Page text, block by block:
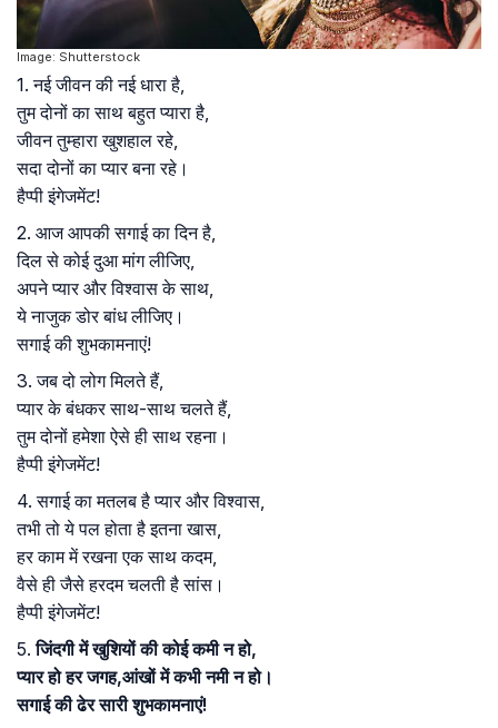
Image: Shutterstock
1. नई जीवन की नई धारा है,
तुम दोनों का साथ बहुत प्यारा है,
जीवन तुम्हारा खुशहाल रहे,
सदा दोनों का प्यार बना रहे।
हैप्पी इंगेजमेंट!
2. आज आपकी सगाई का दिन है,
दिल से कोई दुआ मांग लीजिए,
अपने प्यार और विश्वास के साथ,
ये नाजुक डोर बांध लीजिए।
सगाई की शुभकामनाएं!
3. जब दो लोग मिलते हैं,
प्यार के बंधकर साथ-साथ चलते हैं,
तुम दोनों हमेशा ऐसे ही साथ रहना।
हैप्पी इंगेजमेंट!
4. सगाई का मतलब है प्यार और विश्वास,
तभी तो ये पल होता है इतना खास,
हर काम में रखना एक साथ कदम,
वैसे ही जैसे हरदम चलती है सांस।
हैप्पी इंगेजमेंट!
5. जिंदगी में खुशियों की कोई कमी न हो,
प्यार हो हर जगह,आंखों में कभी नमी न हो।
सगाई की ढेर सारी शुभकामनाएं!